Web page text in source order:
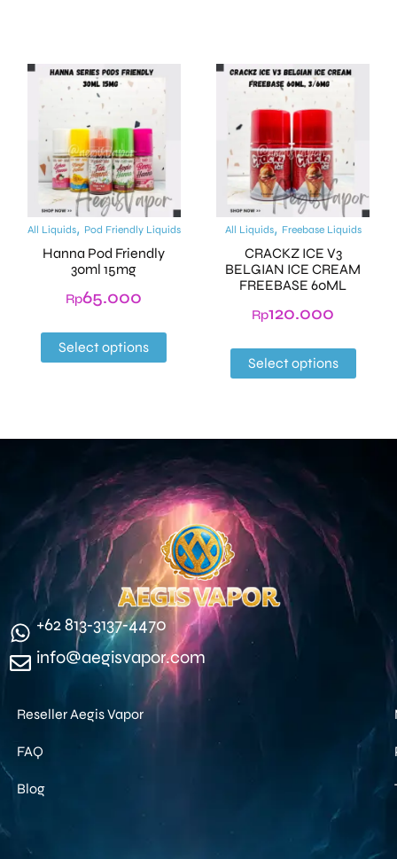
All Liquids, Pod Friendly Liquids
Hanna Pod Friendly
30ml 15mg
Rp65.000
Select options
All Liquids, Freebase Liquids
CRACKZ ICE V3
BELGIAN ICE CREAM
FREEBASE 60ML
Rp120.000
Select options
‪+62 813‑3137‑4470‬
info@aegisvapor.com
Reseller Aegis Vapor
FAQ
Blog